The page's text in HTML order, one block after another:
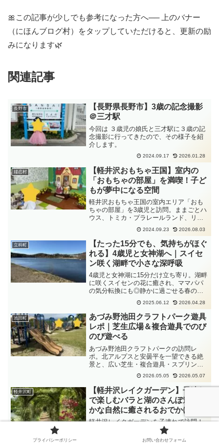
🎀この記事が少しでも参考になった方へ── 上のバナー
（にほんブログ村）をタップしていただけると、更新の励
みになります🌿
関連記事
長野市
【長野県長野市】3歳の記念撮影
＠三才駅
今回は ３歳児の娘氏と三才駅に３歳の記
念撮影に行ってきたので、その様子を紹
介します。
2024.09.17 2026.01.28
嬬恋村
【軽井沢おもちゃ王国】室内の
「おもちゃの部屋」を満喫！子ど
もが夢中になる空間
軽井沢おもちゃ王国の室内エリア「おも
ちゃの部屋」を3歳児と訪問。ままごとハ
ウス、トミカ・プラレールランド、リカ
ちゃんハウスなどの遊び場を写真付きで
紹介。雨の日でも安心の子連れおでかけ
スポットです。
2024.09.23 2026.08.03
立科町
【たった15分でも、気持ちがほぐ
れる】4歳児と女神湖へ｜スイセ
ン咲く湖畔で小さな深呼吸
4歳児と女神湖に15分だけ立ち寄り。湖畔
に咲くスイセンの花に癒され、ママパパ
の気分転換にも◎静かに過ごせる春のお
でかけスポットをご紹介。
2025.06.12 2026.04.28
池田町
あづみ野池田クラフトパーク遊具
レポ｜芝生広場＆複合遊具でのび
のび遊べる
あづみ野池田クラフトパークの訪問レ
ポ。北アルプスと安曇平を一望できる絶
景と、広い芝生・複合遊具・スプリング
遊具のある公園。子連れでものびのび過
ごせる、自然に囲まれたおすすめスポッ
トです。
2026.05.05 2026.05.07
軽井沢町
【軽井沢レイクガーデン】子連れ
で楽しむバラと湖のさんぽ道｜静
かな自然に癒されるおでかけスポ
ット
軽井沢レイクガーデンを子連れで訪問！
バラと湖に癒されるガーデン散策を親子
で満喫。訪れた日は落ち着いた雰囲気
プライバシーポリシー お問い合わせフォーム